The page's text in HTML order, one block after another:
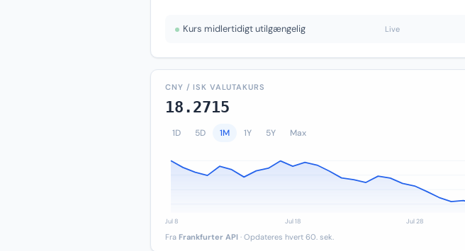
Kurs midlertidigt utilgængelig Live
CNY / ISK VALUTAKURS
18.2715
1D 5D 1M 1Y 5Y Max
Fra Frankfurter API · Opdateres hvert 60. sek.